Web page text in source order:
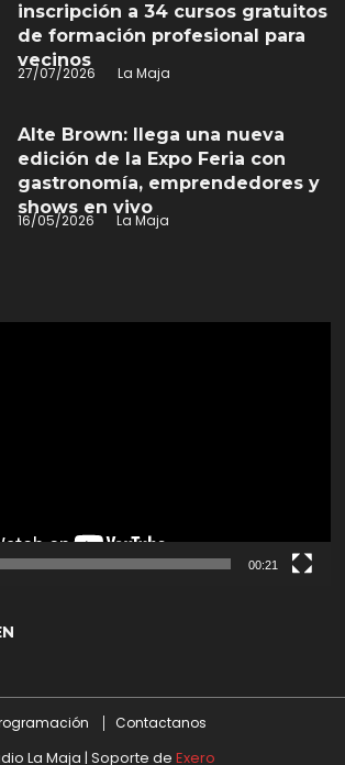
inscripción a 34 cursos gratuitos
de formación profesional para
vecinos
27/07/2026 La Maja
Alte Brown: llega una nueva
edición de la Expo Feria con
gastronomía, emprendedores y
shows en vivo
16/05/2026 La Maja
00:21
Contactanos
La Maja | Soporte de Exero